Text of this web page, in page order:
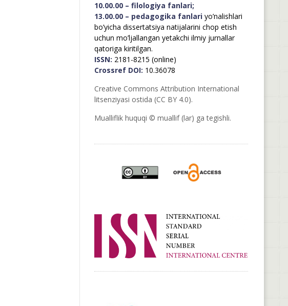
10.00.00 – filologiya fanlari;
13.00.00 – pedagogika fanlariyo’nalishlari
bo’yicha dissertatsiya natijalarini chop etish
uchun mo’ljallangan yetakchi ilmiy jurnallar
qatoriga kiritilgan.
ISSN: 2181-8215 (online)
Crossref DOI: 10.36078
Creative Commons Attribution International
litsenziyasi ostida (CC BY 4.0).
Mualliflik huquqi © muallif (lar) ga tegishli.